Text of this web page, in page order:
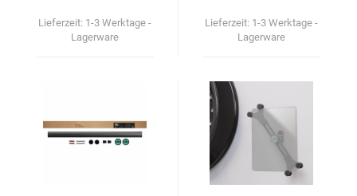
Lieferzeit: 1-3 Werktage -
Lagerware
Lieferzeit: 1-3 Werktage -
Lagerware